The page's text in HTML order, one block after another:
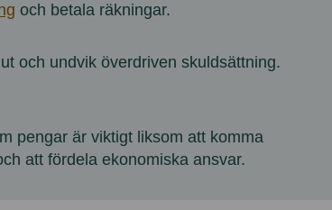
och betala räkningar.
och undvik överdriven skuldsättning.
pengar är viktigt liksom att komma
att fördela ekonomiska ansvar.